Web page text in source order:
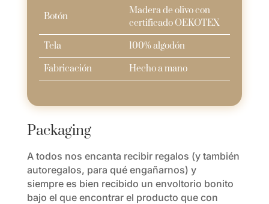
Botón
Madera de olivo con
certificado OEKOTEX
Tela
100% algodón
Fabricación
Hecho a mano
Packaging
A todos nos encanta recibir regalos (y también
autoregalos, para qué engañarnos) y
siempre es bien recibido un envoltorio bonito
bajo el que encontrar el producto que con